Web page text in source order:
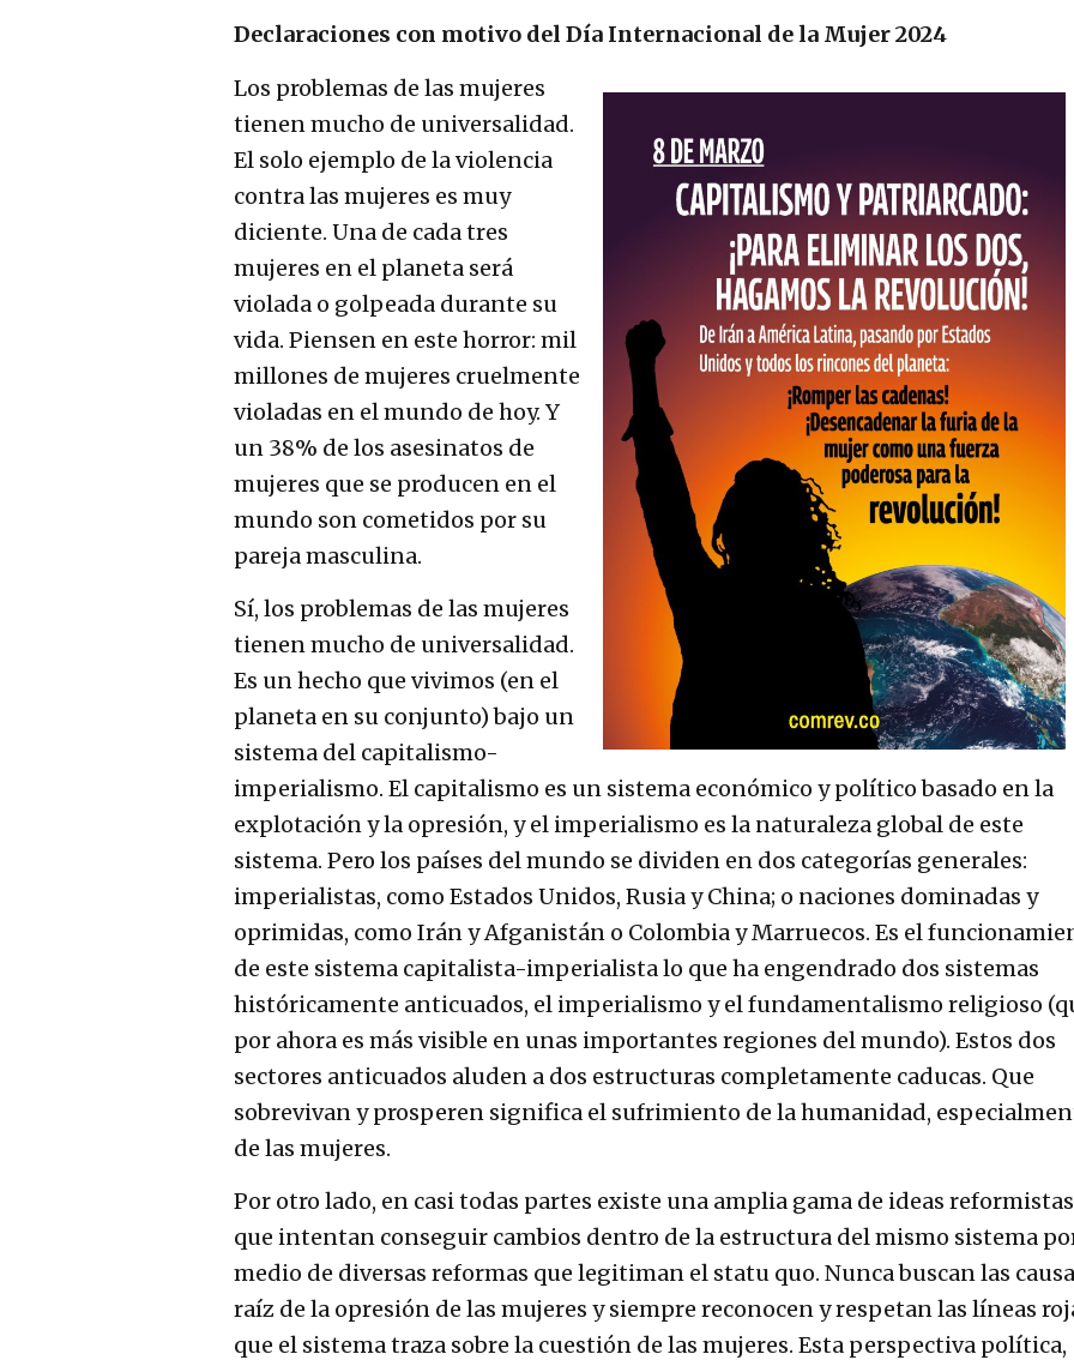
Declaraciones con motivo del Día Internacional de la Mujer 2024
Los problemas de las mujeres
tienen mucho de universalidad.
El solo ejemplo de la violencia
contra las mujeres es muy
diciente. Una de cada tres
mujeres en el planeta será
violada o golpeada durante su
vida. Piensen en este horror: mil
millones de mujeres cruelmente
violadas en el mundo de hoy. Y
un 38% de los asesinatos de
mujeres que se producen en el
mundo son cometidos por su
pareja masculina.
Sí, los problemas de las mujeres
tienen mucho de universalidad.
Es un hecho que vivimos (en el
planeta en su conjunto) bajo un
sistema del capitalismo-
imperialismo. El capitalismo es un sistema económico y político basado en la
explotación y la opresión, y el imperialismo es la naturaleza global de este
sistema. Pero los países del mundo se dividen en dos categorías generales:
imperialistas, como Estados Unidos, Rusia y China; o naciones dominadas y
oprimidas, como Irán y Afganistán o Colombia y Marruecos. Es el
de este sistema capitalista-imperialista lo que ha engendrado dos sistemas
históricamente anticuados, el imperialismo y el fundamentalismo religioso
por ahora es más visible en unas importantes regiones del mundo). Estos dos
sectores anticuados aluden a dos estructuras completamente caducas. Que
sobrevivan y prosperen significa el sufrimiento de la humanidad,
de las mujeres.
Por otro lado, en casi todas partes existe una amplia gama de ideas reformistas
que intentan conseguir cambios dentro de la estructura del mismo sistema
medio de diversas reformas que legitiman el statu quo. Nunca buscan las
raíz de la opresión de las mujeres y siempre reconocen y respetan las líneas
que el sistema traza sobre la cuestión de las mujeres. Esta perspectiva política,